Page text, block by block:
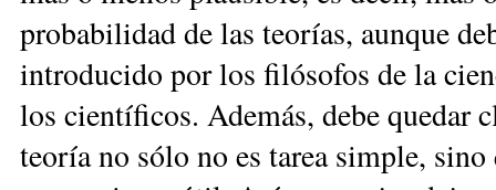
probabilidad de las teorías, aunque
introducido por los filósofos de la
los científicos. Además, debe quedar
teoría no sólo no es tarea simple,